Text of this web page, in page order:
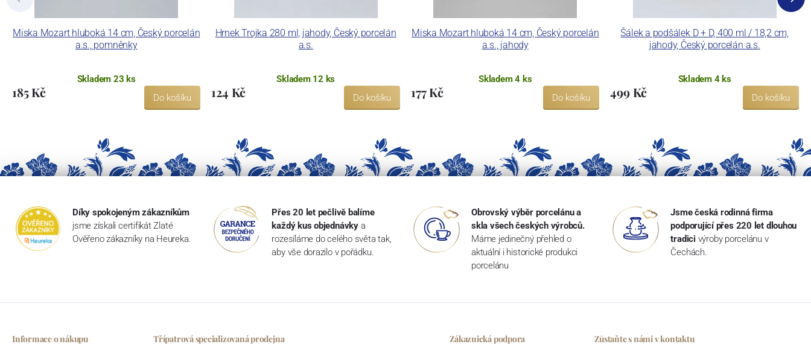
Miska Mozart hluboká 14 cm, Český porcelán
a.s., pomněnky
Skladem 23 ks
185 Kč Do košíku
Hrnek Trojka 280 ml, jahody, Český porcelán
a.s.
Skladem 12 ks
124 Kč Do košíku
Miska Mozart hluboká 14 cm, Český porcelán
a.s., jahody
Skladem 4 ks
177 Kč Do košíku
Šálek a podšálek D + D, 400 ml / 18,2 cm,
jahody, Český porcelán a.s.
Skladem 4 ks
499 Kč Do košíku
Díky spokojeným zákazníkům
jsme získali certifikát Zlaté
Ověřeno zákazníky na Heureka.
Přes 20 let pečlivě balíme
každý kus objednávky a
rozesíláme do celého světa tak,
aby vše dorazilo v pořádku.
Obrovský výběr porcelánu a
skla všech českých výrobců.
Máme jedinečný přehled o
aktuální i historické produkci
porcelánu
Jsme česká rodinná firma
podporující přes 220 let dlouhou
tradici výroby porcelánu v
Čechách.
Informace o nákupu Třípatrová specializovaná prodejna Zákaznická podpora Zůstaňte s námi v kontaktu